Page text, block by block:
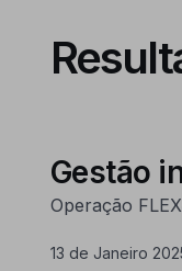
Gestão
Operação
13 de Janeiro